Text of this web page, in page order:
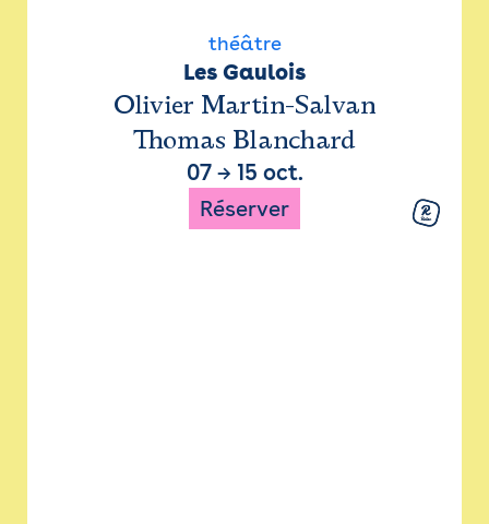
théâtre
Les Gaulois
Olivier Martin-Salvan
Thomas Blanchard
07→ 15 oct.
Réserver